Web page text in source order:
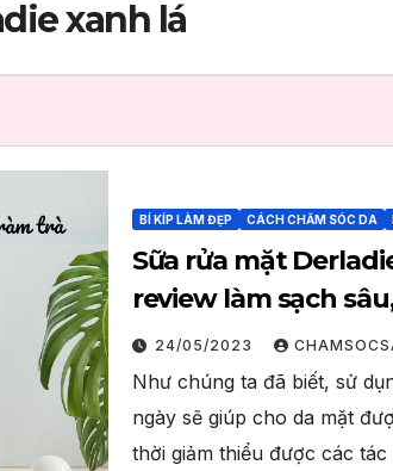
xanh lá
BÍ KÍP LÀM ĐẸP CÁCH CHĂM SÓC DA
Sữa rửa mặt
review làm sạch
24/05/2023
Như chúng ta đã biết, sử
ngày sẽ giúp cho da mặt
thời giảm thiểu được các